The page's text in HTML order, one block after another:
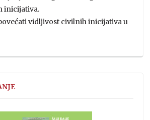
inicijativa.
vidljivost civilnih inicijativa u